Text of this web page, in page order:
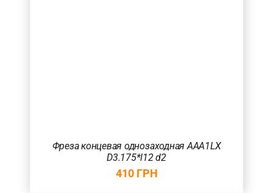
Фреза концевая однозаходная AAA1LX
D3.175*l12 d2
410 ГРН